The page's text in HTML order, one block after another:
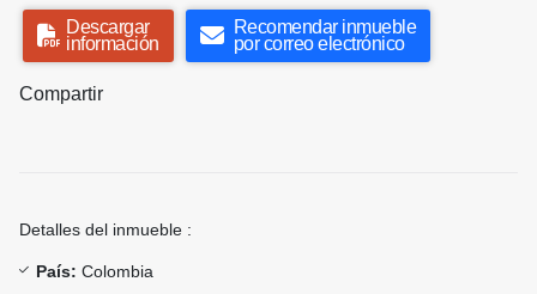
Descargar
información
Recomendar inmueble
por correo electrónico
Compartir
Detalles del inmueble :
País: Colombia